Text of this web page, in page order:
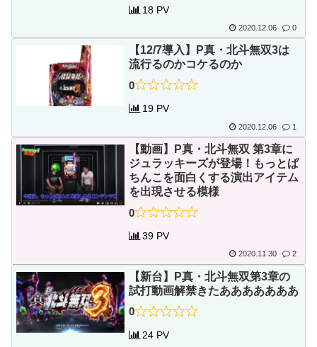
18 PV
2020.12.06 0
【12/7導入】P真・北斗無双3は
流行るのかコケるのか
0
19 PV
2020.12.06 1
【動画】P真・北斗無双 第3章に
ジュラッキーズが登場！もっとぱ
ちんこを面白くする演出アイテム
を出現させる模様
0
39 PV
2020.11.30 2
【新台】P真・北斗無双第3章の
試打動画解禁きたあああああああ
0
24 PV